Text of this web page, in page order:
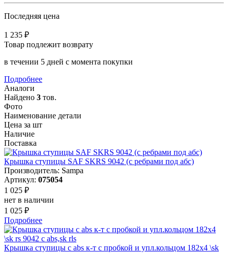
Последняя цена
1 235 ₽
Товар подлежит возврату
в течении 5 дней с момента покупки
Подробнее
Аналоги
Найдено 3 тов.
Фото
Наименование детали
Цена за шт
Наличие
Поставка
Крышка ступицы SAF SKRS 9042 (с ребрами под абс)
Производитель: Sampa
Артикул: 075054
1 025 ₽
нет в наличии
1 025 ₽
Подробнее
Крышка ступицы с abs к-т с пробкой и упл.кольцом 182x4 \sk